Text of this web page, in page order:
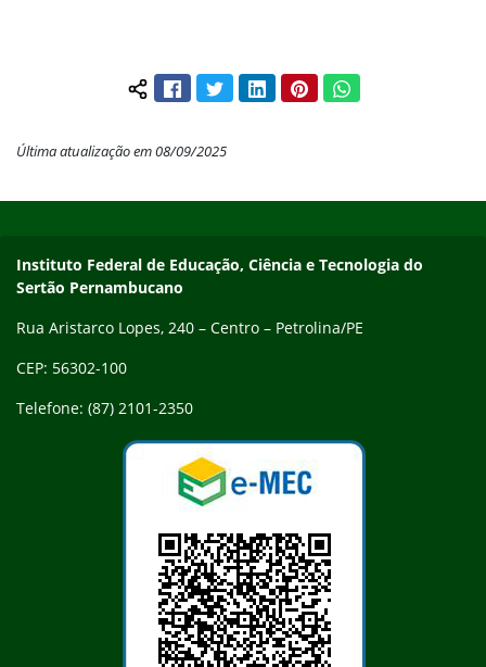
Compartilhar conteúdo:
FacebookTwitterLinkedInPinterestWhatsApp
Última atualização em 08/09/2025
Endereço
Instituto Federal de Educação, Ciência e Tecnologia do
Sertão Pernambucano
Rua Aristarco Lopes, 240 – Centro – Petrolina/PE
CEP: 56302-100
Telefone: (87) 2101-2350